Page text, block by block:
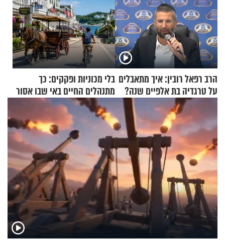
הרב רפאל רובין: איך מתאבלים
על טרגדיה בת אלפיים שנה?
בלי מכוניות ופקקים: כך
מתנהלים החיים באי שבו אסור
לנהוג כבר יותר מ-120 שנה